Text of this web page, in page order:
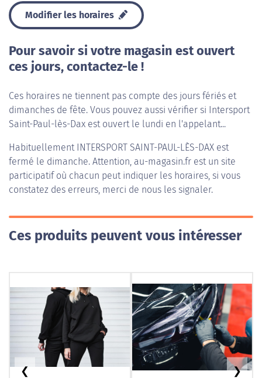
Modifier les horaires
Pour savoir si votre magasin est ouvert
ces jours, contactez-le !
Ces horaires ne tiennent pas compte des jours fériés et
dimanches de fête. Vous pouvez aussi vérifier si Intersport
Saint-Paul-lès-Dax est ouvert le lundi en l'appelant...
Habituellement INTERSPORT SAINT-PAUL-LÈS-DAX est
fermé le dimanche. Attention, au-magasin.fr est un site
participatif où chacun peut indiquer les horaires, si vous
constatez des erreurs, merci de nous les signaler.
Ces produits peuvent vous intéresser
❮ ❯